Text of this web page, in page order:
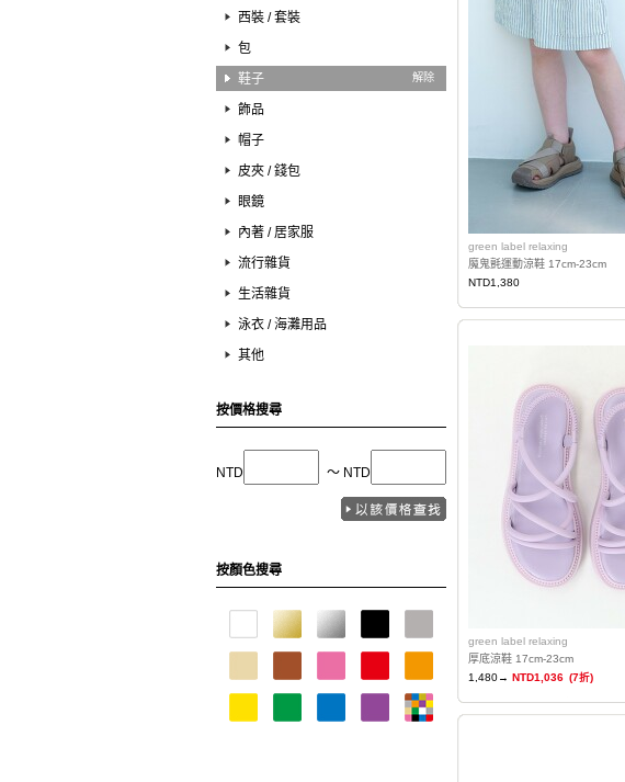
西裝 / 套裝
包
鞋子
解除
飾品
帽子
皮夾 / 錢包
眼鏡
內著 / 居家服
流行雜貨
生活雜貨
泳衣 / 海灘用品
其他
按價格搜尋
NTD 〜 NTD
按顏色搜尋
green label relaxing
魔鬼氈運動涼鞋 17cm-23cm
NTD1,380
green label relaxing
厚底涼鞋 17cm-23cm
1,480→ NTD1,036 (7折)